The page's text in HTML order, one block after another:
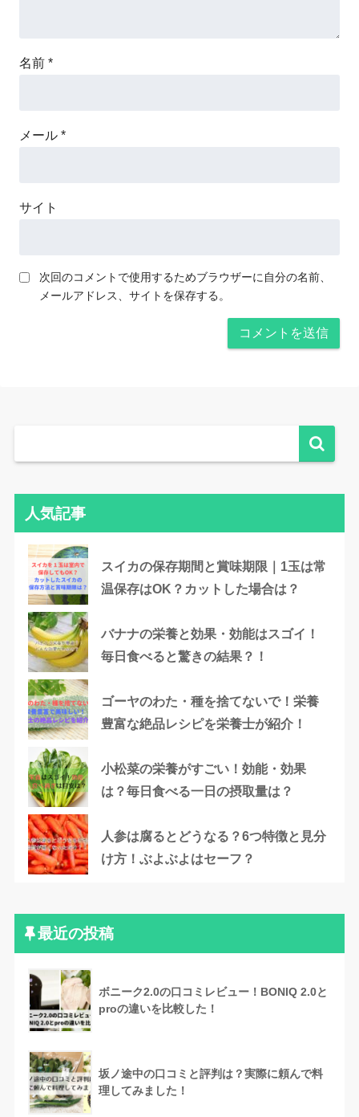
名前 *
メール *
サイト
次回のコメントで使用するためブラウザーに自分の名前、
メールアドレス、サイトを保存する。
人気記事
スイカの保存期間と賞味期限｜1玉は常
温保存はOK？カットした場合は？
バナナの栄養と効果・効能はスゴイ！
毎日食べると驚きの結果？！
ゴーヤのわた・種を捨てないで！栄養
豊富な絶品レシピを栄養士が紹介！
小松菜の栄養がすごい！効能・効果
は？毎日食べる一日の摂取量は？
人参は腐るとどうなる？6つ特徴と見分
け方！ぶよぶよはセーフ？
最近の投稿
ボニーク2.0の口コミレビュー！BONIQ 2.0と
proの違いを比較した！
坂ノ途中の口コミと評判は？実際に頼んで料
理してみました！